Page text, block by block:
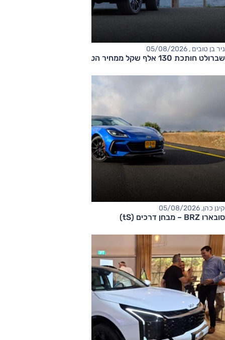
ניר בן טובים , 05/08/2026
שברולט חותכת 130 אלף שקל ממחיר הטאהו
קינן כהן, 05/08/2026
סובארו BRZ – מבחן דרכים (tS)